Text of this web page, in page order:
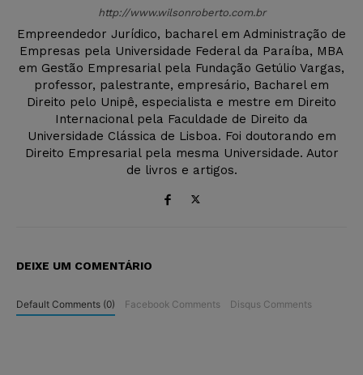
http://www.wilsonroberto.com.br
Empreendedor Jurídico, bacharel em Administração de
Empresas pela Universidade Federal da Paraíba, MBA
em Gestão Empresarial pela Fundação Getúlio Vargas,
professor, palestrante, empresário, Bacharel em
Direito pelo Unipê, especialista e mestre em Direito
Internacional pela Faculdade de Direito da
Universidade Clássica de Lisboa. Foi doutorando em
Direito Empresarial pela mesma Universidade. Autor
de livros e artigos.
DEIXE UM COMENTÁRIO
Default Comments (0) Facebook Comments Disqus Comments